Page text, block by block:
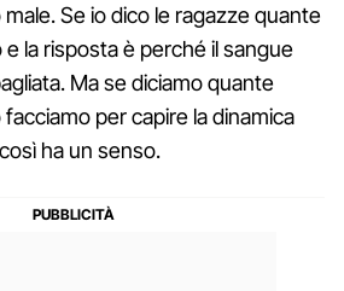
Se io dico le ragazze quante
la risposta è perché il sangue
Ma se diciamo quante
per capire la dinamica
ha un senso.